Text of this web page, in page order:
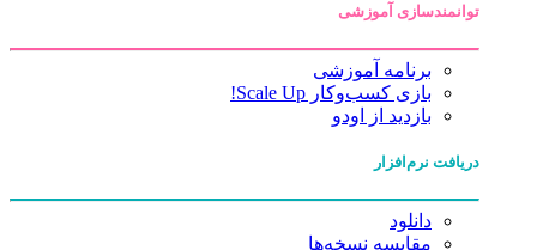
توانمندسازی آموزشی
برنامه آموزشی
بازی کسب‌وکار Scale Up!
بازدید از اودو
دریافت نرم‌افزار
دانلود
مقایسه نسخه‌ها